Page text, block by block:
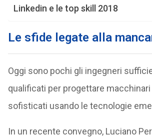
Linkedin e le top skill 2018
Le sfide legate alla
Oggi sono pochi gli ingegneri
qualificati per progettare
sofisticati usando le tecnologie
In un recente convegno, Luciano